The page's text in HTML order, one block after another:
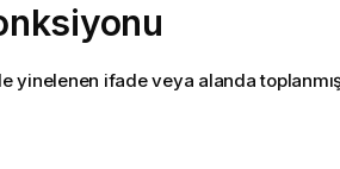
yinelenen ifade veya alanda toplanmış